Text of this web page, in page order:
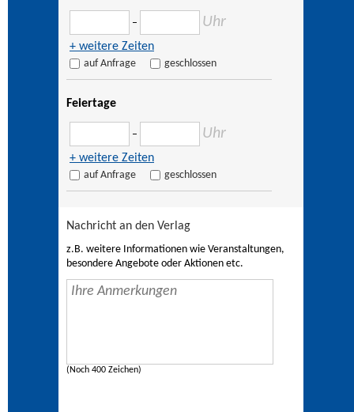
– Uhr
+ weitere Zeiten
auf Anfrage geschlossen
Feiertage
– Uhr
+ weitere Zeiten
auf Anfrage geschlossen
Nachricht an den Verlag
z.B. weitere Informationen wie Veranstaltungen,
besondere Angebote oder Aktionen etc.
(Noch 400 Zeichen)